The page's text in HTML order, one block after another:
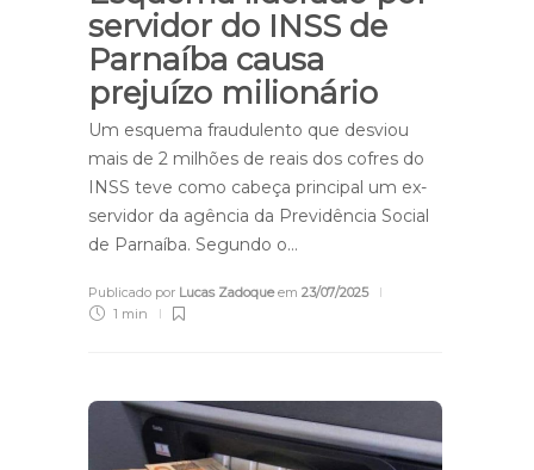
servidor do INSS de
Parnaíba causa
prejuízo milionário
Um esquema fraudulento que desviou
mais de 2 milhões de reais dos cofres do
INSS teve como cabeça principal um ex-
servidor da agência da Previdência Social
de Parnaíba. Segundo o…
Publicado por Lucas Zadoqueem 23/07/2025
1 min